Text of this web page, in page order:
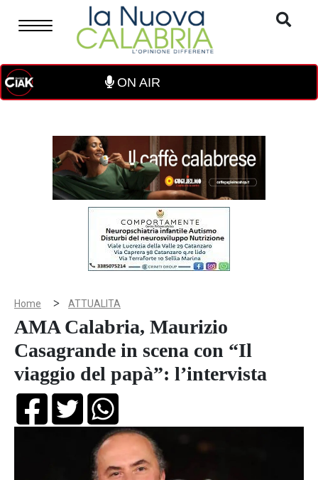
ON AIR
Home > ATTUALITA
AMA Calabria, Maurizio
Casagrande in scena con “Il
viaggio del papà”: l’intervista